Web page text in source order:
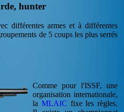
hunter
différentes armes et à différentes
de 5 coups les plus serrés
Comme pour l'ISSF, une
organisation internationale,
la MLAIC fixe les règles.